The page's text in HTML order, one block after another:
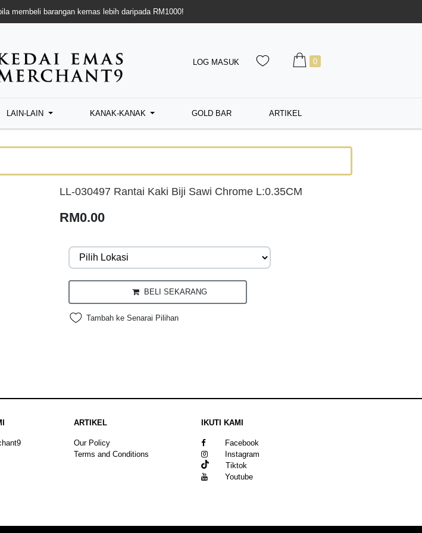
membeli barangan kemas lebih daripada RM1000!
LOG MASUK 0
LAIN-LAIN KANAK-KANAK GOLD BAR ARTIKEL
LL-030497 Rantai Kaki Biji Sawi Chrome L:0.35CM
RM0.00
BELI SEKARANG
Tambah ke Senarai Pilihan
ARTIKEL
Our Policy
Terms and Conditions
IKUTI KAMI
Facebook
Instagram
Tiktok
Youtube